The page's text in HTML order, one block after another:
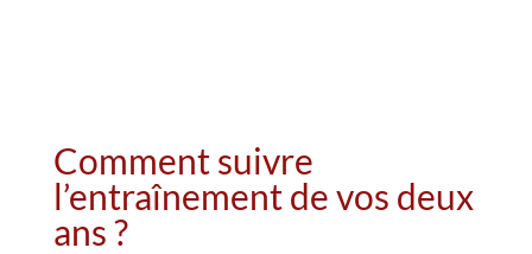
Comment suivre
l’entraînement de vos deux
ans ?